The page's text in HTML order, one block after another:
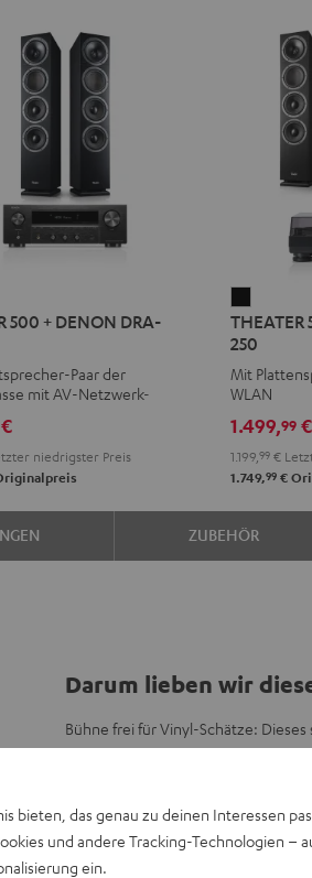
500 + DENON DRA-
Paar der
mit AV-Netzwerk-
niedrigster Preis
500
KOMBO
2
VINYL
250
Schwarz
THEATER
250
Mit
WLAN
1.499,99 €
1.199,99 €
1.749,99 €
ZUBEHÖR
Darum lieben wir
Bühne frei für Vinyl-Schätze:
Stereo-AV-Netzwerk-Receiver
Pro-Ject Debut S Phono erlebst du
Einzelkauf.
Die Vorteile im
bieten, das genau zu deinen Interessen
und andere Tracking-Technologien –
ein.